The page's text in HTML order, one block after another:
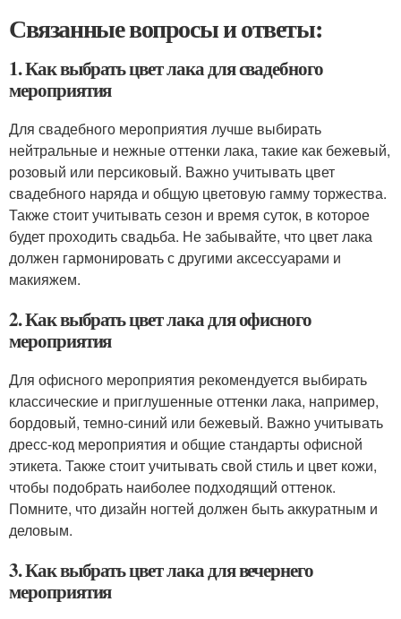
Связанные вопросы и ответы:
1. Как выбрать цвет лака для свадебного
мероприятия
Для свадебного мероприятия лучше выбирать
нейтральные и нежные оттенки лака, такие как бежевый,
розовый или персиковый. Важно учитывать цвет
свадебного наряда и общую цветовую гамму торжества.
Также стоит учитывать сезон и время суток, в которое
будет проходить свадьба. Не забывайте, что цвет лака
должен гармонировать с другими аксессуарами и
макияжем.
2. Как выбрать цвет лака для офисного
мероприятия
Для офисного мероприятия рекомендуется выбирать
классические и приглушенные оттенки лака, например,
бордовый, темно-синий или бежевый. Важно учитывать
дресс-код мероприятия и общие стандарты офисной
этикета. Также стоит учитывать свой стиль и цвет кожи,
чтобы подобрать наиболее подходящий оттенок.
Помните, что дизайн ногтей должен быть аккуратным и
деловым.
3. Как выбрать цвет лака для вечернего
мероприятия